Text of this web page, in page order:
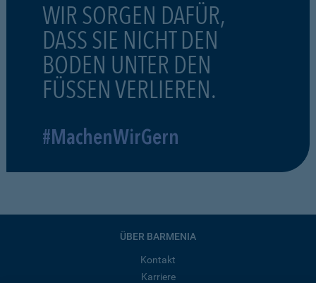
WIR SORGEN DAFÜR,
DASS SIE NICHT DEN
BODEN UNTER DEN
FÜSSEN VERLIEREN.
#MachenWirGern
ÜBER BARMENIA
Kontakt
Karriere